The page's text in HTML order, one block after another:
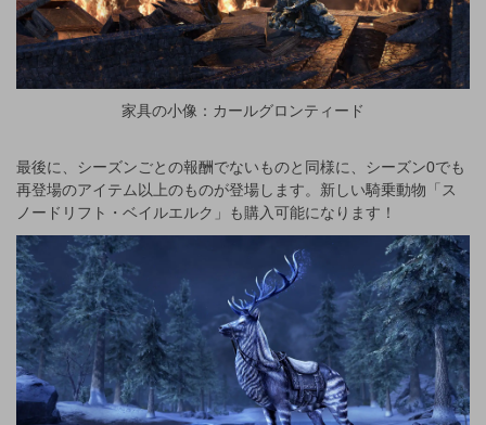
家具の小像：カールグロンティード
最後に、シーズンごとの報酬でないものと同様に、シーズン0でも
再登場のアイテム以上のものが登場します。新しい騎乗動物「ス
ノードリフト・ベイルエルク」も購入可能になります！